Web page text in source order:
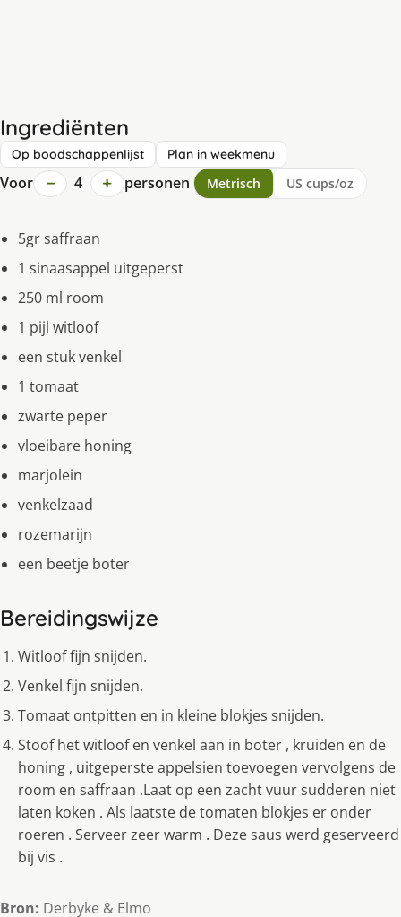
Ingrediënten
Op boodschappenlijst Plan in weekmenu
Voor − 4 + personen Metrisch US cups/oz
5gr saffraan
1 sinaasappel uitgeperst
250 ml room
1 pijl witloof
een stuk venkel
1 tomaat
zwarte peper
vloeibare honing
marjolein
venkelzaad
rozemarijn
een beetje boter
Bereidingswijze
Witloof fijn snijden.
Venkel fijn snijden.
Tomaat ontpitten en in kleine blokjes snijden.
Stoof het witloof en venkel aan in boter , kruiden en de
honing , uitgeperste appelsien toevoegen vervolgens de
room en saffraan .Laat op een zacht vuur sudderen niet
laten koken . Als laatste de tomaten blokjes er onder
roeren . Serveer zeer warm . Deze saus werd geserveerd
bij vis .
Bron: Derbyke & Elmo